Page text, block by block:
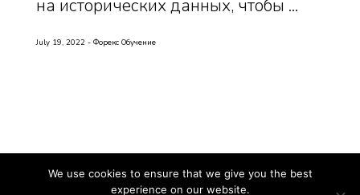
на исторических данных, чтобы ...
July 19, 2022 Форекс Обучение
We use cookies to ensure that we give you the best
experience on our website.